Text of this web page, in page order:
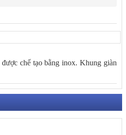
chế tạo bằng inox. Khung giàn